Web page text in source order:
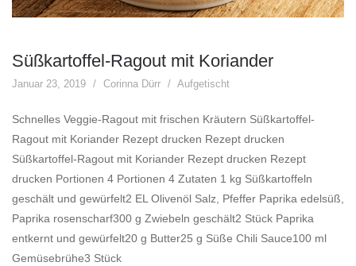
Süßkartoffel-Ragout mit Koriander
Januar 23, 2019 Corinna Dürr Aufgetischt
Schnelles Veggie-Ragout mit frischen Kräutern Süßkartoffel-
Ragout mit Koriander Rezept drucken Rezept drucken
Süßkartoffel-Ragout mit Koriander Rezept drucken Rezept
drucken Portionen 4 Portionen 4 Zutaten 1 kg Süßkartoffeln
geschält und gewürfelt2 EL Olivenöl Salz, Pfeffer Paprika edelsüß,
Paprika rosenscharf300 g Zwiebeln geschält2 Stück Paprika
entkernt und gewürfelt20 g Butter25 g Süße Chili Sauce100 ml
Gemüsebrühe3 Stück